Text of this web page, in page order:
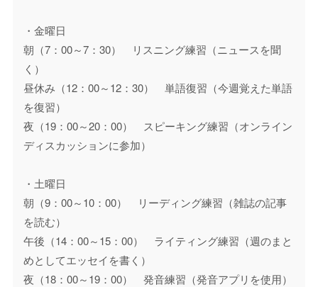
・金曜日
朝（7：00～7：30） リスニング練習（ニュースを聞
く）
昼休み（12：00～12：30） 単語復習（今週覚えた単語
を復習）
夜（19：00～20：00） スピーキング練習（オンライン
ディスカッションに参加）
・土曜日
朝（9：00～10：00） リーディング練習（雑誌の記事
を読む）
午後（14：00～15：00） ライティング練習（週のまと
めとしてエッセイを書く）
夜（18：00～19：00） 発音練習（発音アプリを使用）